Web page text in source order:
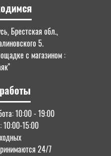
Брестская обл.,
5.
с магазином :
10:00 - 19:00
10:00-15:00
24/7